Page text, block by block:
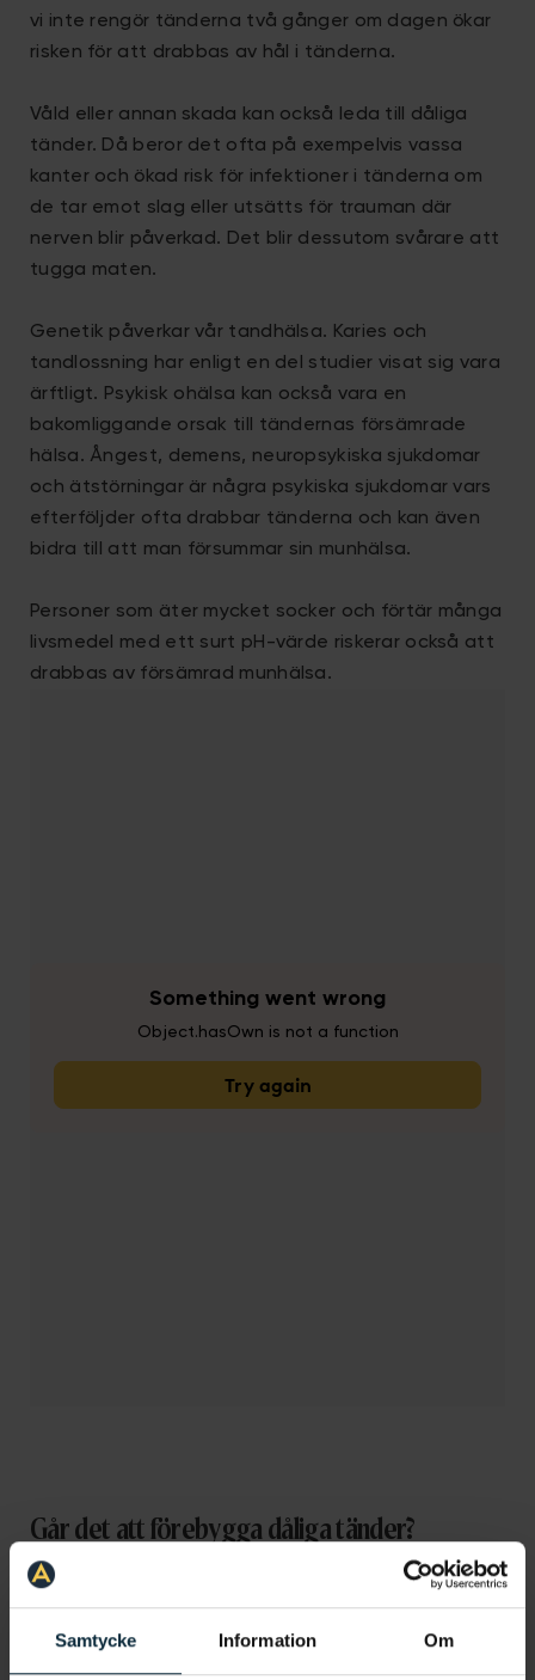
Samtycke Information Om
vi inte rengör tänderna två gånger om dagen ökar
risken för att drabbas av hål i tänderna.
Våld eller annan skada kan också leda till dåliga
tänder. Då beror det ofta på exempelvis vassa
kanter och ökad risk för infektioner i tänderna om
de tar emot slag eller utsätts för trauman där
nerven blir påverkad. Det blir dessutom svårare att
tugga maten.
Genetik påverkar vår tandhälsa. Karies och
tandlossning har enligt en del studier visat sig vara
ärftligt. Psykisk ohälsa kan också vara en
bakomliggande orsak till tändernas försämrade
hälsa. Ångest, demens, neuropsykiska sjukdomar
och ätstörningar är några psykiska sjukdomar vars
efterföljder ofta drabbar tänderna och kan även
bidra till att man försummar sin munhälsa.
Personer som äter mycket socker och förtär många
livsmedel med ett surt pH-värde riskerar också att
drabbas av försämrad munhälsa.
Går det att förebygga dåliga tänder?
Vissa faktorer går att påverka medan genetik